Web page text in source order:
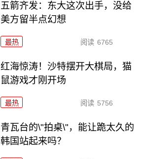
五箭齐发：东大这次出手，没给
美方留半点幻想
最热 阅读 6765
红海惊涛！沙特摆开大棋局，猫
鼠游戏才刚开场
最热 阅读 5756
青瓦台的\"拍桌\"，能让跪太久的
韩国站起来吗？